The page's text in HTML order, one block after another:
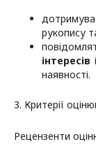
рукопису
інтересів
наявності.
3. Критерії
Рецензенти